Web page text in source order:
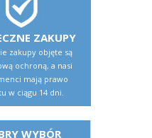
ZAKUPY
zakupy objęte są
ochroną, a nasi
mają prawo
w ciągu 14 dni.
WYBÓR